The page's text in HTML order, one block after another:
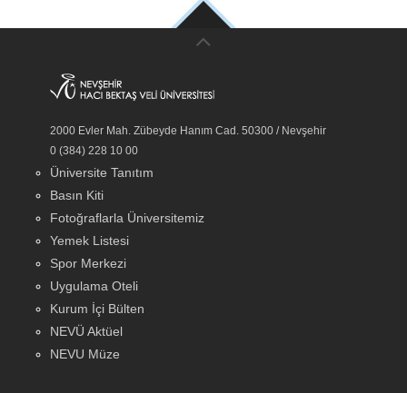
2000 Evler Mah. Zübeyde Hanım Cad. 50300 / Nevşehir
0 (384) 228 10 00
Üniversite Tanıtım
Basın Kiti
Fotoğraflarla Üniversitemiz
Yemek Listesi
Spor Merkezi
Uygulama Oteli
Kurum İçi Bülten
NEVÜ Aktüel
NEVU Müze